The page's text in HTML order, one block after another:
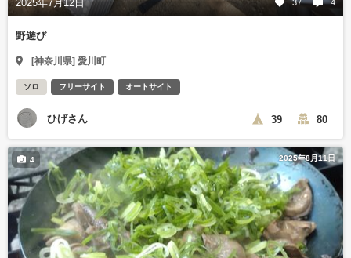
2025年7月12日 37 4
野遊び
[神奈川県] 愛川町
ソロ フリーサイト オートサイト
ひげさん 39 80
2025年8月11日
4